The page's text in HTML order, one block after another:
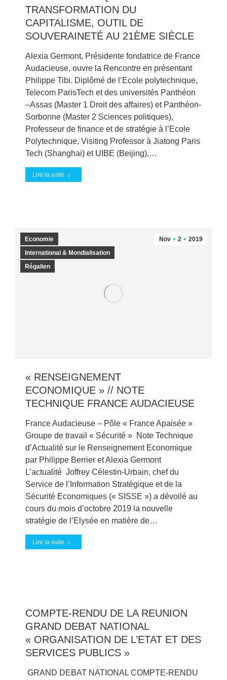
TRANSFORMATION DU
CAPITALISME, OUTIL DE
SOUVERAINETÉ AU 21ÈME SIÈCLE
Alexia Germont, Présidente fondatrice de France
Audacieuse, ouvre la Rencontre en présentant
Philippe Tibi. Diplômé de l’Ecole polytechnique,
Telecom ParisTech et des universités Panthéon
–Assas (Master 1 Droit des affaires) et Panthéon-
Sorbonne (Master 2 Sciences politiques),
Professeur de finance et de stratégie à l’Ecole
Polytechnique, Visiting Professor à Jiatong Paris
Tech (Shanghai) et UIBE (Beijing),…
Lire la suite
Nov 2 2019
Economie
International & Mondialisation
Régalien
« RENSEIGNEMENT
ECONOMIQUE » // NOTE
TECHNIQUE FRANCE AUDACIEUSE
France Audacieuse – Pôle « France Apaisée »
Groupe de travail « Sécurité » Note Technique
d’Actualité sur le Renseignement Economique
par Philippe Berrier et Alexia Germont
L’actualité Joffrey Célestin-Urbain, chef du
Service de l’Information Stratégique et de la
Sécurité Economiques (« SISSE ») a dévoilé au
cours du mois d’octobre 2019 la nouvelle
stratégie de l’Elysée en matière de…
Lire la suite
COMPTE-RENDU DE LA REUNION
GRAND DEBAT NATIONAL
« ORGANISATION DE L’ETAT ET DES
SERVICES PUBLICS »
GRAND DEBAT NATIONAL COMPTE-RENDU